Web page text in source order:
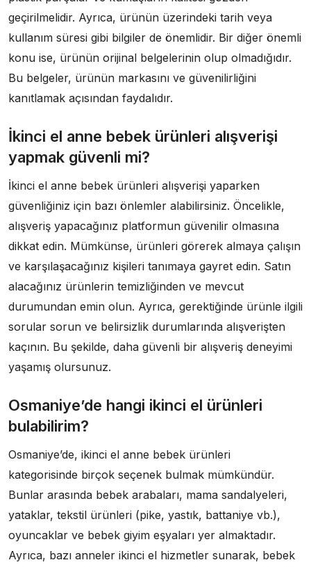
geçirilmelidir. Ayrıca, ürünün üzerindeki tarih veya
kullanım süresi gibi bilgiler de önemlidir. Bir diğer önemli
konu ise, ürünün orijinal belgelerinin olup olmadığıdır.
Bu belgeler, ürünün markasını ve güvenilirliğini
kanıtlamak açısından faydalıdır.
İkinci el anne bebek ürünleri alışverişi
yapmak güvenli mi?
İkinci el anne bebek ürünleri alışverişi yaparken
güvenliğiniz için bazı önlemler alabilirsiniz. Öncelikle,
alışveriş yapacağınız platformun güvenilir olmasına
dikkat edin. Mümkünse, ürünleri görerek almaya çalışın
ve karşılaşacağınız kişileri tanımaya gayret edin. Satın
alacağınız ürünlerin temizliğinden ve mevcut
durumundan emin olun. Ayrıca, gerektiğinde ürünle ilgili
sorular sorun ve belirsizlik durumlarında alışverişten
kaçının. Bu şekilde, daha güvenli bir alışveriş deneyimi
yaşamış olursunuz.
Osmaniye’de hangi ikinci el ürünleri
bulabilirim?
Osmaniye’de, ikinci el anne bebek ürünleri
kategorisinde birçok seçenek bulmak mümkündür.
Bunlar arasında bebek arabaları, mama sandalyeleri,
yataklar, tekstil ürünleri (pike, yastık, battaniye vb.),
oyuncaklar ve bebek giyim eşyaları yer almaktadır.
Ayrıca, bazı anneler ikinci el hizmetler sunarak, bebek